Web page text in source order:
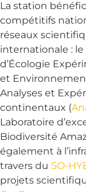
La station
compétitifs
réseaux
internationale :
d’Écologie
et
Analyses et
continentaux (
Laboratoire
Biodiversité
également à
travers du SO-
projets